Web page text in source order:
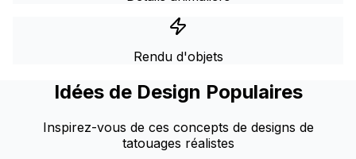
Rendu d'objets
Idées de Design Populaires
Inspirez-vous de ces concepts de designs de
tatouages réalistes